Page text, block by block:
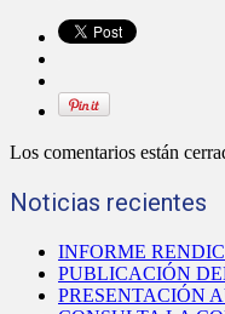
Los comentarios están
Noticias recientes
INFORME
PUBLICACIÓN
PRESENTACIÓN